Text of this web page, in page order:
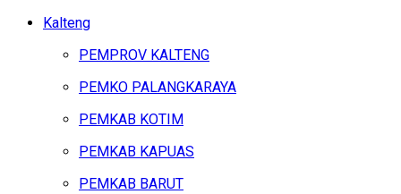
Kalteng
PEMPROV KALTENG
PEMKO PALANGKARAYA
PEMKAB KOTIM
PEMKAB KAPUAS
PEMKAB BARUT